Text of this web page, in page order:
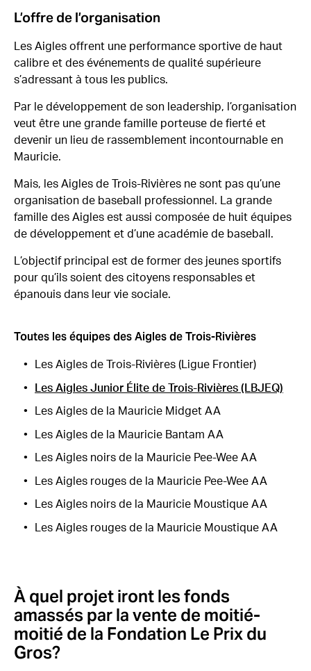
L’offre de l’organisation
Les Aigles offrent une performance sportive de haut
calibre et des événements de qualité supérieure
s’adressant à tous les publics.
Par le développement de son leadership, l’organisation
veut être une grande famille porteuse de fierté et
devenir un lieu de rassemblement incontournable en
Mauricie.
Mais, les Aigles de Trois-Rivières ne sont pas qu’une
organisation de baseball professionnel. La grande
famille des Aigles est aussi composée de huit équipes
de développement et d’une académie de baseball.
L’objectif principal est de former des jeunes sportifs
pour qu’ils soient des citoyens responsables et
épanouis dans leur vie sociale.
Toutes les équipes des Aigles de Trois-Rivières
Les Aigles de Trois-Rivières (Ligue Frontier)
Les Aigles Junior Élite de Trois-Rivières (LBJEQ)
Les Aigles de la Mauricie Midget AA
Les Aigles de la Mauricie Bantam AA
Les Aigles noirs de la Mauricie Pee-Wee AA
Les Aigles rouges de la Mauricie Pee-Wee AA
Les Aigles noirs de la Mauricie Moustique AA
Les Aigles rouges de la Mauricie Moustique AA
À quel projet iront les fonds
amassés par la vente de moitié-
moitié de la Fondation Le Prix du
Gros?